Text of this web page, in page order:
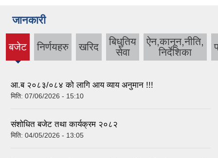
जानकारी
बजेट
(active
tab)
निर्णयहरु खरिद
बिधुतिय
सेवा
ऐन,कानून,नीति,
निर्देशिका
आ.ब २०८३/०८४ को लागि आय व्याय अनुमान !!!
मिति: 07/06/2026 - 15:10
संशोधित बजेट तथा कार्यक्रम २०८२
मिति: 04/05/2026 - 13:05